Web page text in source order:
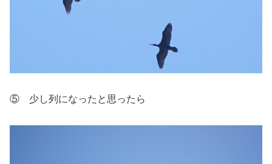
⑤ 少し列になったと思ったら